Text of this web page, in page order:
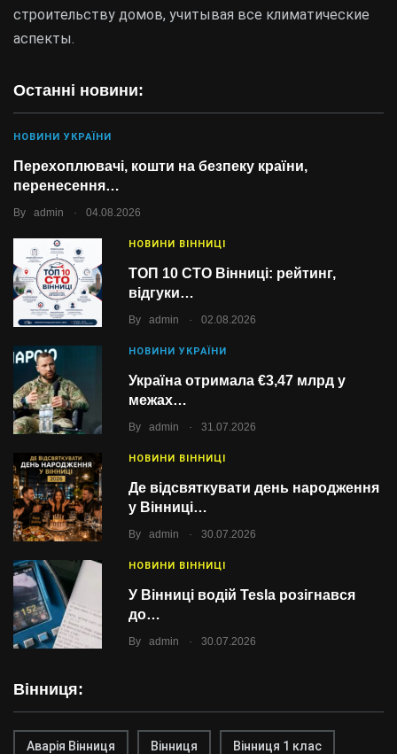
Останні новини:
НОВИНИ УКРАЇНИ
Перехоплювачі, кошти на безпеку країни,
перенесення…
By admin . 04.08.2026
НОВИНИ ВІННИЦІ
ТОП 10 СТО Вінниці: рейтинг,
відгуки…
By admin . 02.08.2026
НОВИНИ УКРАЇНИ
Україна отримала €3,47 млрд у
межах…
By admin . 31.07.2026
НОВИНИ ВІННИЦІ
Де відсвяткувати день народження
у Вінниці…
By admin . 30.07.2026
НОВИНИ ВІННИЦІ
У Вінниці водій Tesla розігнався
до…
By admin . 30.07.2026
Вінниця:
Аварія Вінниця Вінниця Вінниця 1 клас
строительству домов, учитывая все климатические
аспекты.